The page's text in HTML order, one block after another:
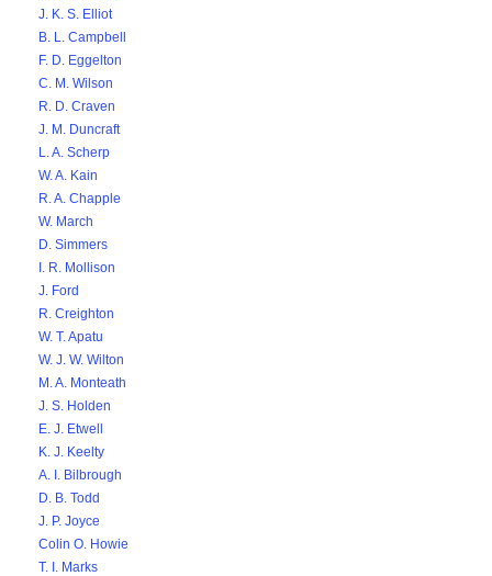
J. K. S. Elliot
B. L. Campbell
F. D. Eggelton
C. M. Wilson
R. D. Craven
J. M. Duncraft
L. A. Scherp
W. A. Kain
R. A. Chapple
W. March
D. Simmers
I. R. Mollison
J. Ford
R. Creighton
W. T. Apatu
W. J. W. Wilton
M. A. Monteath
J. S. Holden
E. J. Etwell
K. J. Keelty
A. I. Bilbrough
D. B. Todd
J. P. Joyce
Colin O. Howie
T. I. Marks